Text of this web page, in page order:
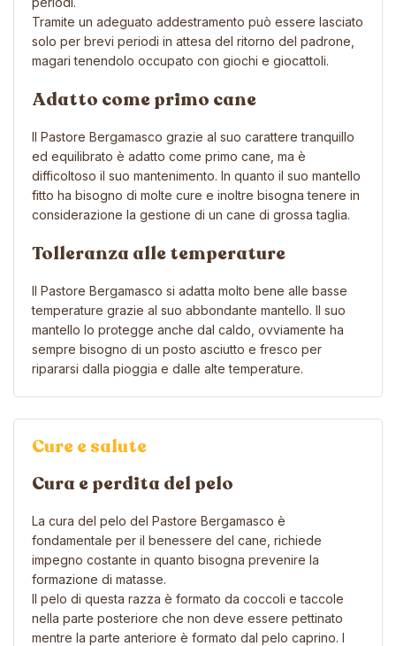
Tramite un adeguato addestramento può essere lasciato
solo per brevi periodi in attesa del ritorno del padrone,
magari tenendolo occupato con giochi e giocattoli.
Adatto come primo cane
Il Pastore Bergamasco grazie al suo carattere tranquillo
ed equilibrato è adatto come primo cane, ma è
difficoltoso il suo mantenimento. In quanto il suo mantello
fitto ha bisogno di molte cure e inoltre bisogna tenere in
considerazione la gestione di un cane di grossa taglia.
Tolleranza alle temperature
Il Pastore Bergamasco si adatta molto bene alle basse
temperature grazie al suo abbondante mantello. Il suo
mantello lo protegge anche dal caldo, ovviamente ha
sempre bisogno di un posto asciutto e fresco per
ripararsi dalla pioggia e dalle alte temperature.
Cure e salute
Cura e perdita del pelo
La cura del pelo del Pastore Bergamasco è
fondamentale per il benessere del cane, richiede
impegno costante in quanto bisogna prevenire la
formazione di matasse.
Il pelo di questa razza è formato da coccoli e taccole
nella parte posteriore che non deve essere pettinato
mentre la parte anteriore è formato dal pelo caprino. I